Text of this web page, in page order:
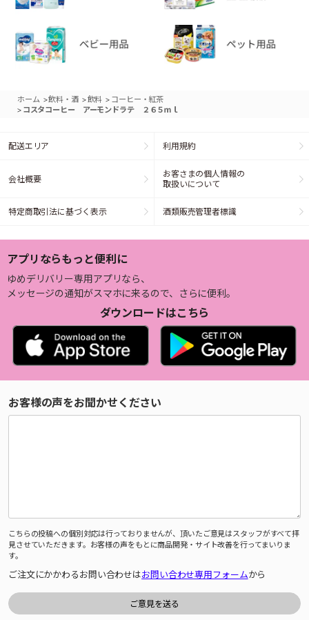
ホーム >飲料・酒 >飲料 > コーヒー・紅茶
> コスタコーヒー アーモンドラテ ２６５ｍｌ
配送エリア 利用規約
会社概要
お客さまの個人情報の
取扱いについて
特定商取引法に基づく表示 酒類販売管理者標識
アプリならもっと便利に
ゆめデリバリー専用アプリなら、
メッセージの通知がスマホに来るので、さらに便利。
ダウンロードはこちら
お客様の声をお聞かせください
こちらの投稿への個別対応は行っておりませんが、頂いたご意見はスタッフがすべて拝
見させていただきます。お客様の声をもとに商品開発・サイト改善を行ってまいりま
す。
ご注文にかかわるお問い合わせはお問い合わせ専用フォームから